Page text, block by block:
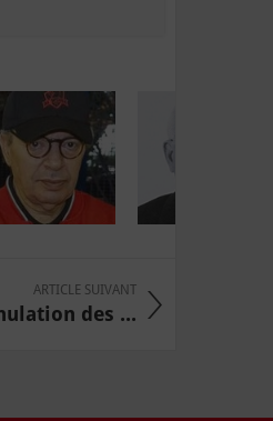
ARTICLE SUIVANT
des ...